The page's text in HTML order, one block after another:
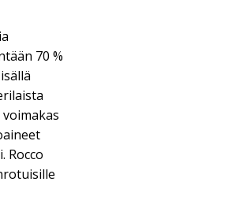
70 %
Rocco